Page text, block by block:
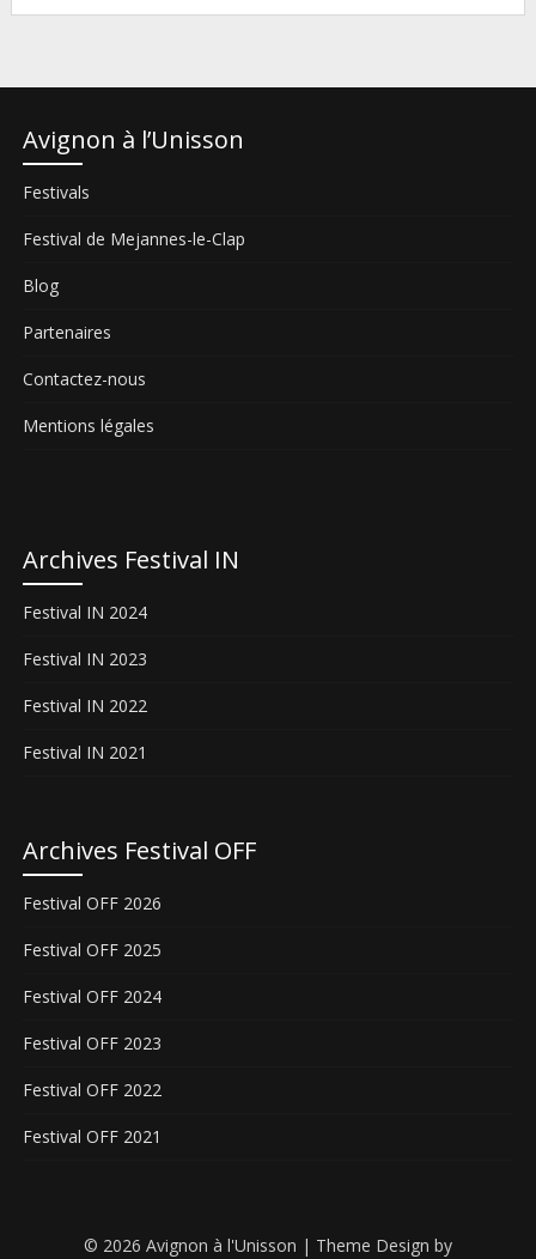
Avignon à l’Unisson
Festivals
Festival de Mejannes-le-Clap
Blog
Partenaires
Contactez-nous
Mentions légales
Archives Festival IN
Festival IN 2024
Festival IN 2023
Festival IN 2022
Festival IN 2021
Archives Festival OFF
Festival OFF 2026
Festival OFF 2025
Festival OFF 2024
Festival OFF 2023
Festival OFF 2022
Festival OFF 2021
© 2026 Avignon à l'Unisson | Theme Design by